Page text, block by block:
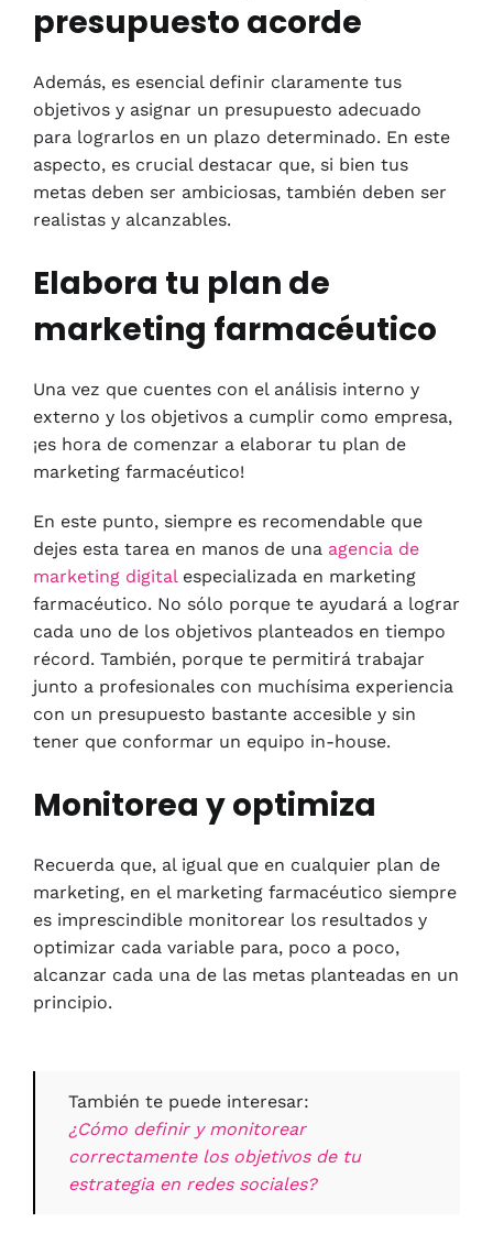
presupuesto acorde
Además, es esencial definir claramente tus
objetivos y asignar un presupuesto adecuado
para lograrlos en un plazo determinado. En este
aspecto, es crucial destacar que, si bien tus
metas deben ser ambiciosas, también deben ser
realistas y alcanzables.
Elabora tu plan de
marketing farmacéutico
Una vez que cuentes con el análisis interno y
externo y los objetivos a cumplir como empresa,
¡es hora de comenzar a elaborar tu plan de
marketing farmacéutico!
En este punto, siempre es recomendable que
dejes esta tarea en manos de una agencia de
marketing digitalespecializada en marketing
farmacéutico. No sólo porque te ayudará a lograr
cada uno de los objetivos planteados en tiempo
récord. También, porque te permitirá trabajar
junto a profesionales con muchísima experiencia
con un presupuesto bastante accesible y sin
tener que conformar un equipo in-house.
Monitorea y optimiza
Recuerda que, al igual que en cualquier plan de
marketing, en el marketing farmacéutico siempre
es imprescindible monitorear los resultados y
optimizar cada variable para, poco a poco,
alcanzar cada una de las metas planteadas en un
principio.
También te puede interesar:
¿Cómo definir y monitorear
correctamente los objetivos de tu
estrategia en redes sociales?